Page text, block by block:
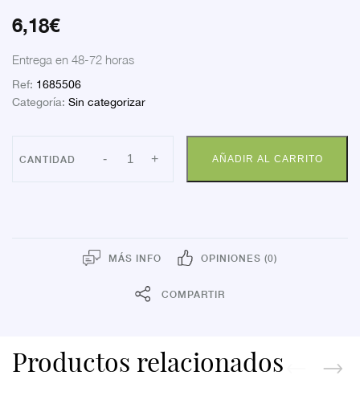
6,18€
Entrega en 48-72 horas
Ref: 1685506
Categoría: Sin categorizar
- ALCOHOL
ROMERO
+ AÑADIR AL CARRITO
MÁS INFO OPINIONES (0)
COMPARTIR
Productos relacionados